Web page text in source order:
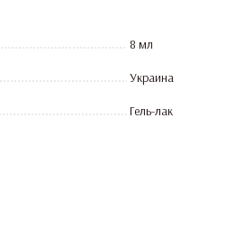
8 мл
Украина
Гель-лак